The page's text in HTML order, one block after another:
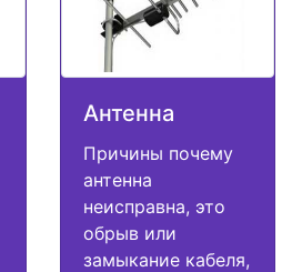
Антенна
Причины почему
антенна
неисправна, это
обрыв или
замыкание кабеля,